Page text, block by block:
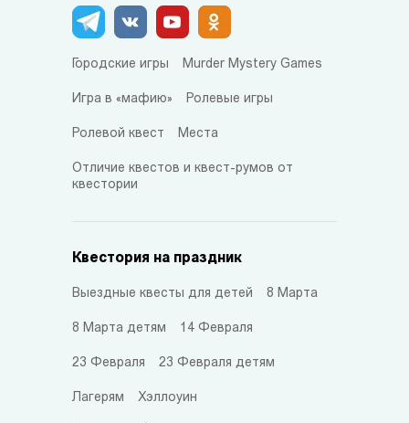
Городские игры Murder Mystery Games
Игра в «мафию» Ролевые игры
Ролевой квест Места
Отличие квестов и квест-румов от
квестории
Квестория на праздник
Выездные квесты для детей 8 Марта
8 Марта детям 14 Февраля
23 Февраля 23 Февраля детям
Лагерям Хэллоуин